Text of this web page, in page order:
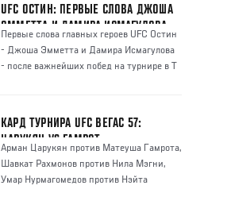
UFC ОСТИН: ПЕРВЫЕ СЛОВА ДЖОША
ЭММЕТТА И ДАМИРА ИСМАГУЛОВА
ПОСЛЕ ТУРНИРА
Первые слова главных героев UFC Остин
- Джоша Эмметта и Дамира Исмагулова
- после важнейших побед на турнире в Т
КАРД ТУРНИРА UFC ВЕГАС 57:
ЦАРУКЯН VS ГАМРОТ
Арман Царукян против Матеуша Гамрота,
Шавкат Рахмонов против Нила Мэгни,
Умар Нурмагомедов против Нэйта